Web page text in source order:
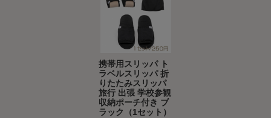
携帯用スリッパ ト
ラベルスリッパ 折
りたたみスリッパ
旅行 出張 学校参観
収納ポーチ付き ブ
ラック（1セット）